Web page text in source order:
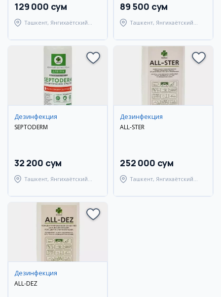
129 000 сум
Ташкент, Янгихаётский
89 500 сум
Ташкент, Янгихаётский
Дезинфекция
SEPTODERM
32 200 сум
Ташкент, Янгихаётский
Дезинфекция
ALL-STER
252 000 сум
Ташкент, Янгихаётский
Дезинфекция
ALL-DEZ